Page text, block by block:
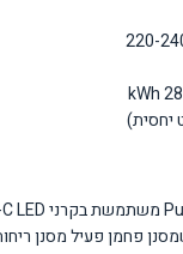
פחמן פעיל מסנן